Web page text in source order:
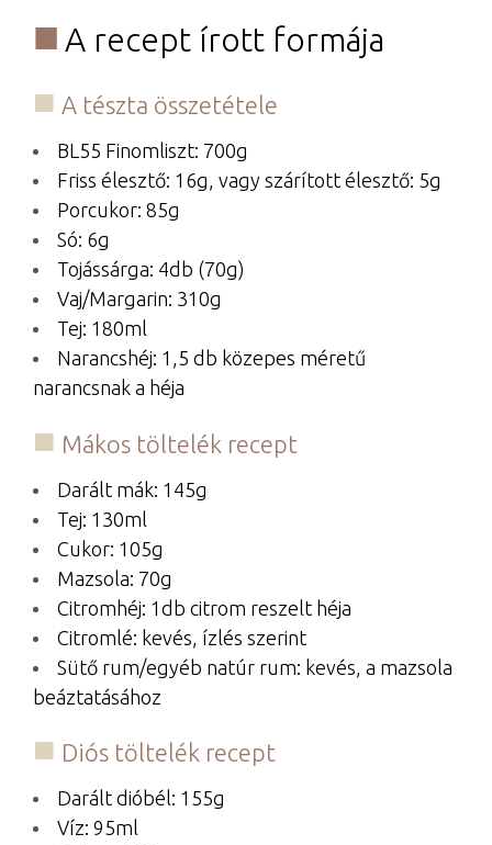
A recept írott formája
A tészta összetétele
BL55 Finomliszt: 700g
Friss élesztő: 16g, vagy szárított élesztő: 5g
Porcukor: 85g
Só: 6g
Tojássárga: 4db (70g)
Vaj/Margarin: 310g
Tej: 180ml
Narancshéj: 1,5 db közepes méretű
narancsnak a héja
Mákos töltelék recept
Darált mák: 145g
Tej: 130ml
Cukor: 105g
Mazsola: 70g
Citromhéj: 1db citrom reszelt héja
Citromlé: kevés, ízlés szerint
Sütő rum/egyéb natúr rum: kevés, a mazsola
beáztatásához
Diós töltelék recept
Darált dióbél: 155g
Víz: 95ml